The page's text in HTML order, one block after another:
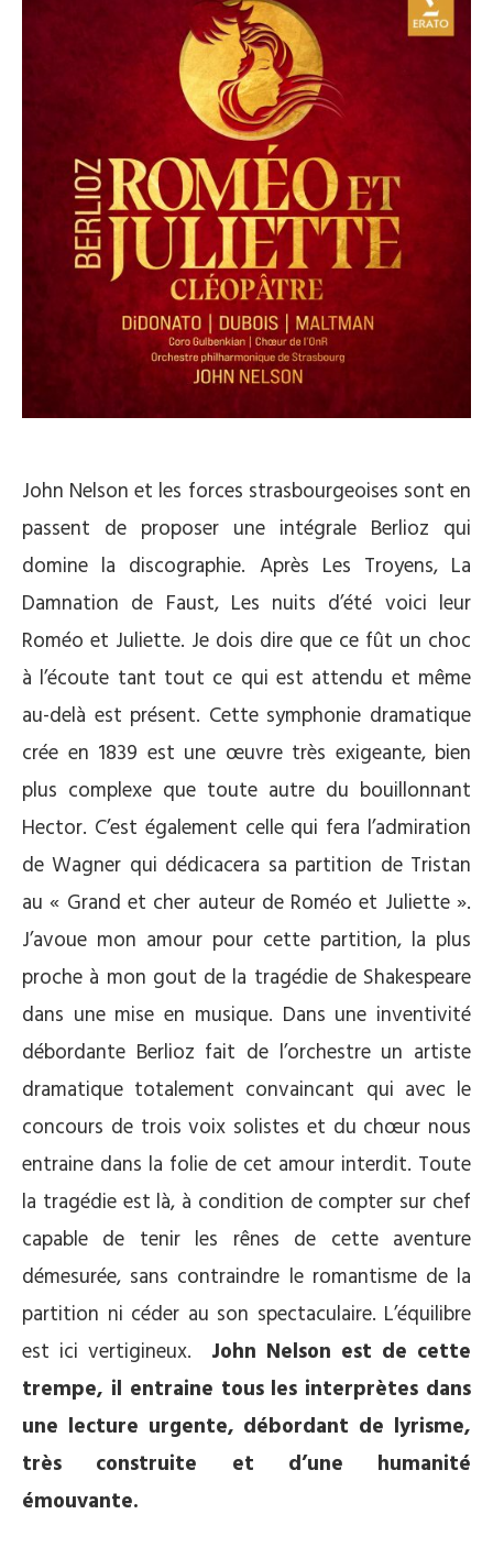
John Nelson et les forces strasbourgeoises sont en
passent de proposer une intégrale Berlioz qui
domine la discographie. Après Les Troyens, La
Damnation de Faust, Les nuits d’été voici leur
Roméo et Juliette. Je dois dire que ce fût un choc
à l’écoute tant tout ce qui est attendu et même
au-delà est présent. Cette symphonie dramatique
crée en 1839 est une œuvre très exigeante, bien
plus complexe que toute autre du bouillonnant
Hector. C’est également celle qui fera l’admiration
de Wagner qui dédicacera sa partition de Tristan
au « Grand et cher auteur de Roméo et Juliette ».
J’avoue mon amour pour cette partition, la plus
proche à mon gout de la tragédie de Shakespeare
dans une mise en musique. Dans une inventivité
débordante Berlioz fait de l’orchestre un artiste
dramatique totalement convaincant qui avec le
concours de trois voix solistes et du chœur nous
entraine dans la folie de cet amour interdit. Toute
la tragédie est là, à condition de compter sur chef
capable de tenir les rênes de cette aventure
démesurée, sans contraindre le romantisme de la
partition ni céder au son spectaculaire. L’équilibre
est ici vertigineux. John Nelson est de cette
trempe, il entraine tous les interprètes dans
une lecture urgente, débordant de lyrisme,
très construite et d’une humanité
émouvante.